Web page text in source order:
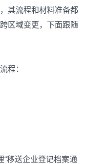
其流程和材料准备都
区域变更，下面跟随
程：
送企业登记档案通